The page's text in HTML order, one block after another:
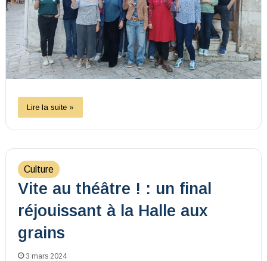
Lire la suite »
Culture
Vite au théâtre ! : un final
réjouissant à la Halle aux
grains
3 mars 2024